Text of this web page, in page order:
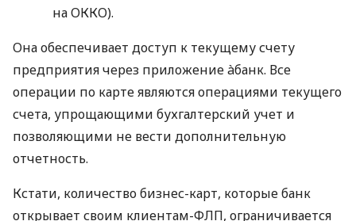
на ОККО).
Она обеспечивает доступ к текущему счету
предприятия через приложение àбанк. Все
операции по карте являются операциями текущего
счета, упрощающими бухгалтерский учет и
позволяющими не вести дополнительную
отчетность.
Кстати, количество бизнес-карт, которые банк
открывает своим клиентам-ФЛП, ограничивается